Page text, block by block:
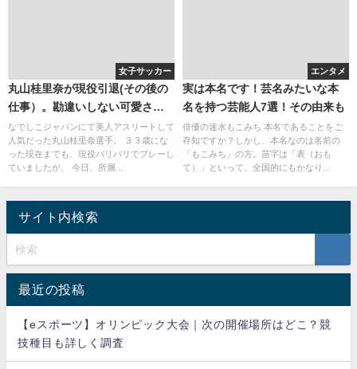
女子サッカー
丸山桂里奈が現役引退(その後の
仕事）。勘違いしない可愛さ。
ブログとツイッターが人気
なでしこジャパンにて美人アスリートして
人気だった丸山桂里奈選手。 ３３歳にな
った現在までも、現役バリバリでプレーし
ていましたが、 今日、所属...
エンタメ
実は本名です！芸名みたいな本
名を持つ芸能人7選！その由来も
俳優の速水もこみち 本名であることをご
存知ですか？しかし、本名なのは名前の
「もこみち」の方。苗字は「表（おも
て）」といって、全国的にもかなり...
サイト内検索
最近の投稿
【eスポーツ】オリンピック大会｜次の開催場所はどこ？競
技種目も詳しく調査